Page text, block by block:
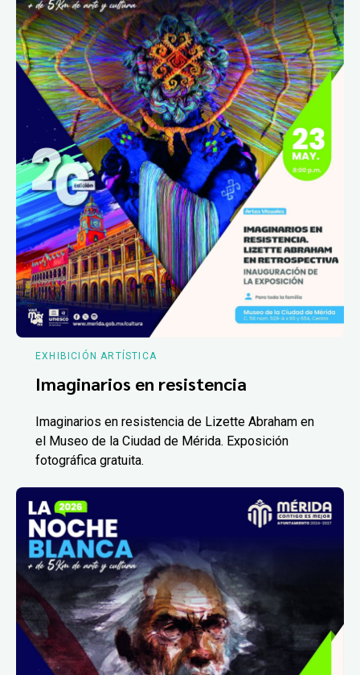
EXHIBICIÓN ARTÍSTICA
Imaginarios en resistencia
Imaginarios en resistencia de Lizette Abraham en
el Museo de la Ciudad de Mérida. Exposición
fotográfica gratuita.